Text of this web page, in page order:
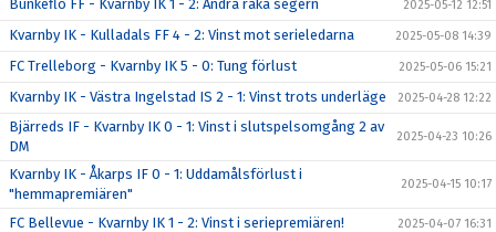
Bunkeflo FF - Kvarnby IK 1 - 2: Andra raka segern 2025-05-12 12:51
Kvarnby IK - Kulladals FF 4 - 2: Vinst mot serieledarna 2025-05-08 14:39
FC Trelleborg - Kvarnby IK 5 - 0: Tung förlust 2025-05-06 15:21
Kvarnby IK - Västra Ingelstad IS 2 - 1: Vinst trots underläge 2025-04-28 12:22
Bjärreds IF - Kvarnby IK 0 - 1: Vinst i slutspelsomgång 2 av
DM
2025-04-23 10:26
Kvarnby IK - Åkarps IF 0 - 1: Uddamålsförlust i
"hemmapremiären"
2025-04-15 10:17
FC Bellevue - Kvarnby IK 1 - 2: Vinst i seriepremiären! 2025-04-07 16:31